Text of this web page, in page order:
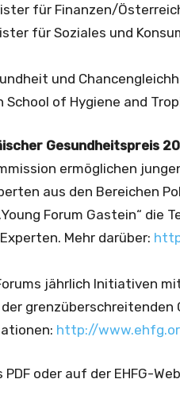
für Finanzen/
für Soziales und
und
School of Hygiene and
Gesundheitspreis
ermöglichen
aus den Bereichen
Forum Gastein“ die
Mehr darüber:
jährlich Initiativen
http://
oder auf der EHFG-